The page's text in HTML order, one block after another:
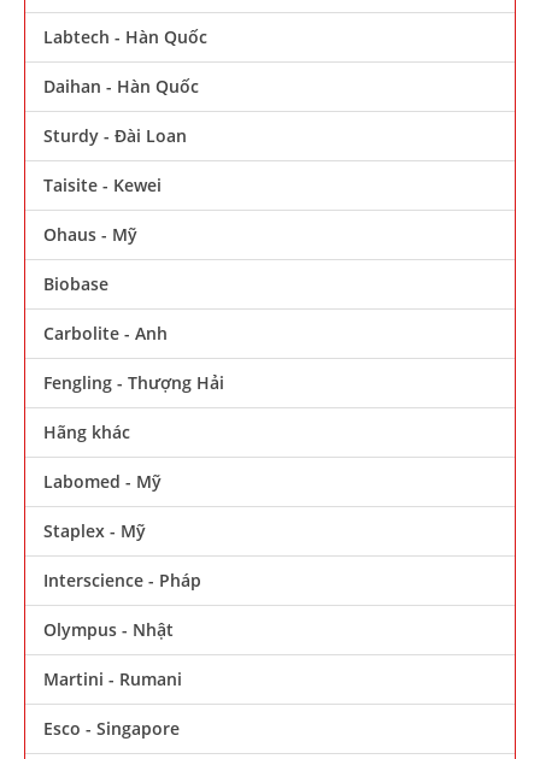
Labtech - Hàn Quốc
Daihan - Hàn Quốc
Sturdy - Đài Loan
Taisite - Kewei
Ohaus - Mỹ
Biobase
Carbolite - Anh
Fengling - Thượng Hải
Hãng khác
Labomed - Mỹ
Staplex - Mỹ
Interscience - Pháp
Olympus - Nhật
Martini - Rumani
Esco - Singapore